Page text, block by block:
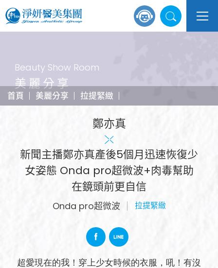
Beauty Show Room
美麗分享
首頁 美麗分享 拉提緊緻
鄭亦真
新聞主播鄭亦真產後5個月迅速恢復少
女姿態 Onda pro超微波+肉毒幫助
在鏡頭前更自信
Onda pro超微波 拉提緊緻
超愛現在的我！穿上少女時候的衣服，吼！有沒